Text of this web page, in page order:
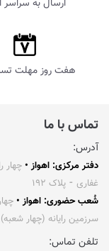
ارسال به سراسر
هفت روز مهلت
تماس با ما
آدرس:
دفتر مرکزی: اهواز • چهار
غفاری ⁃ پلاک ۱۹۲
شُعب حضوری: اهواز •
سرزمین رایانه (چهار شعبه)
تلفن تماس: